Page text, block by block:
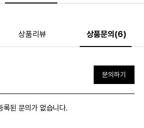
상품리뷰 상품문의(6)
문의하기
록된 문의가 없습니다.